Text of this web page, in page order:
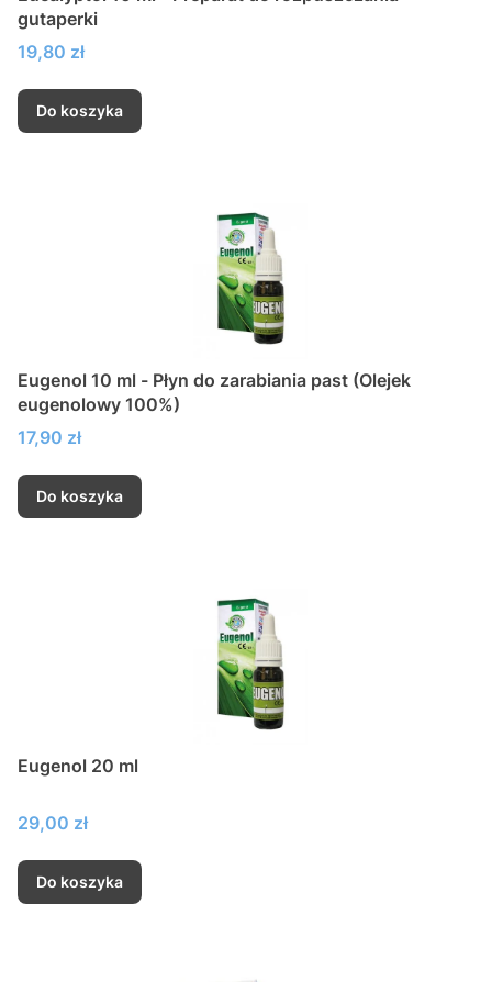
gutaperki
Cena
19,80 zł
Do koszyka
Eugenol 10 ml - Płyn do zarabiania past (Olejek
eugenolowy 100%)
Cena
17,90 zł
Do koszyka
Eugenol 20 ml
Cena
29,00 zł
Do koszyka